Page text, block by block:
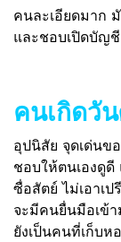
คนละเอียดมาก
และชอบเปิดบัญชี
คนเกิดวั
อุปนิสัย จุดเด่นข
ชอบให้ตนเองดู
ซื่อสัตย์ ไม่เอาเป
จะมีคนยื่นมือเข้
ยังเป็นคนที่เก็บห